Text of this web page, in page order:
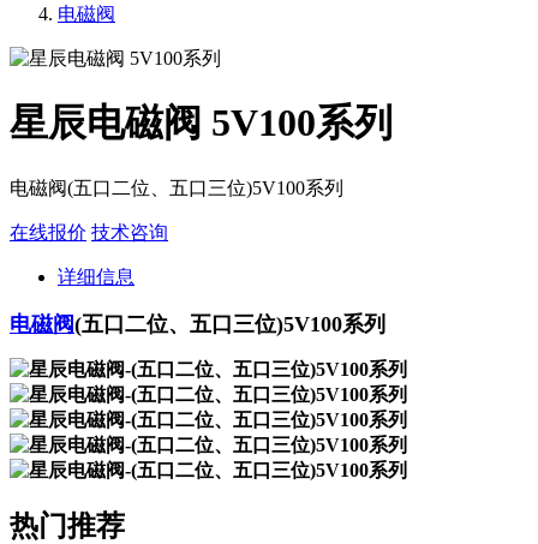
电磁阀
星辰电磁阀 5V100系列
电磁阀(五口二位、五口三位)5V100系列
在线报价 技术咨询
详细信息
电磁阀(五口二位、五口三位)5V100系列
热门推荐